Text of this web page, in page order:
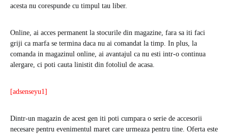
acesta nu corespunde cu timpul tau liber.
Online, ai acces permanent la stocurile din magazine, fara sa iti faci
griji ca marfa se termina daca nu ai comandat la timp. In plus, la
comanda in magazinul online, ai avantajul ca nu esti intr-o continua
alergare, ci poti cauta linistit din fotoliul de acasa.
[adsenseyu1]
Dintr-un magazin de acest gen iti poti cumpara o serie de accesorii
necesare pentru evenimentul maret care urmeaza pentru tine. Oferta este